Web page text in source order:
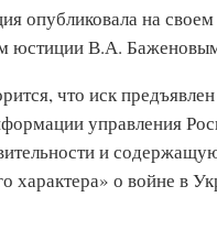
опубликовала на
юстиции В.А.
что иск
управления
и
о войне в